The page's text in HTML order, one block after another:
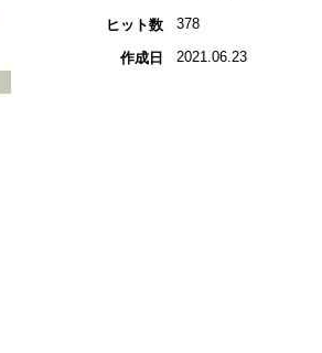
ヒット数
378
作成日 2021.06.23